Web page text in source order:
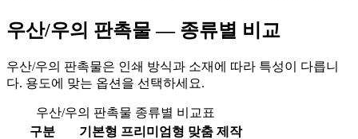
우산/우의 판촉물 — 종류별 비교
우산/우의 판촉물은 인쇄 방식과 소재에 따라 특성이 다릅니
다. 용도에 맞는 옵션을 선택하세요.
우산/우의 판촉물 종류별 비교표
구분
기본형 프리미엄형 맞춤 제작